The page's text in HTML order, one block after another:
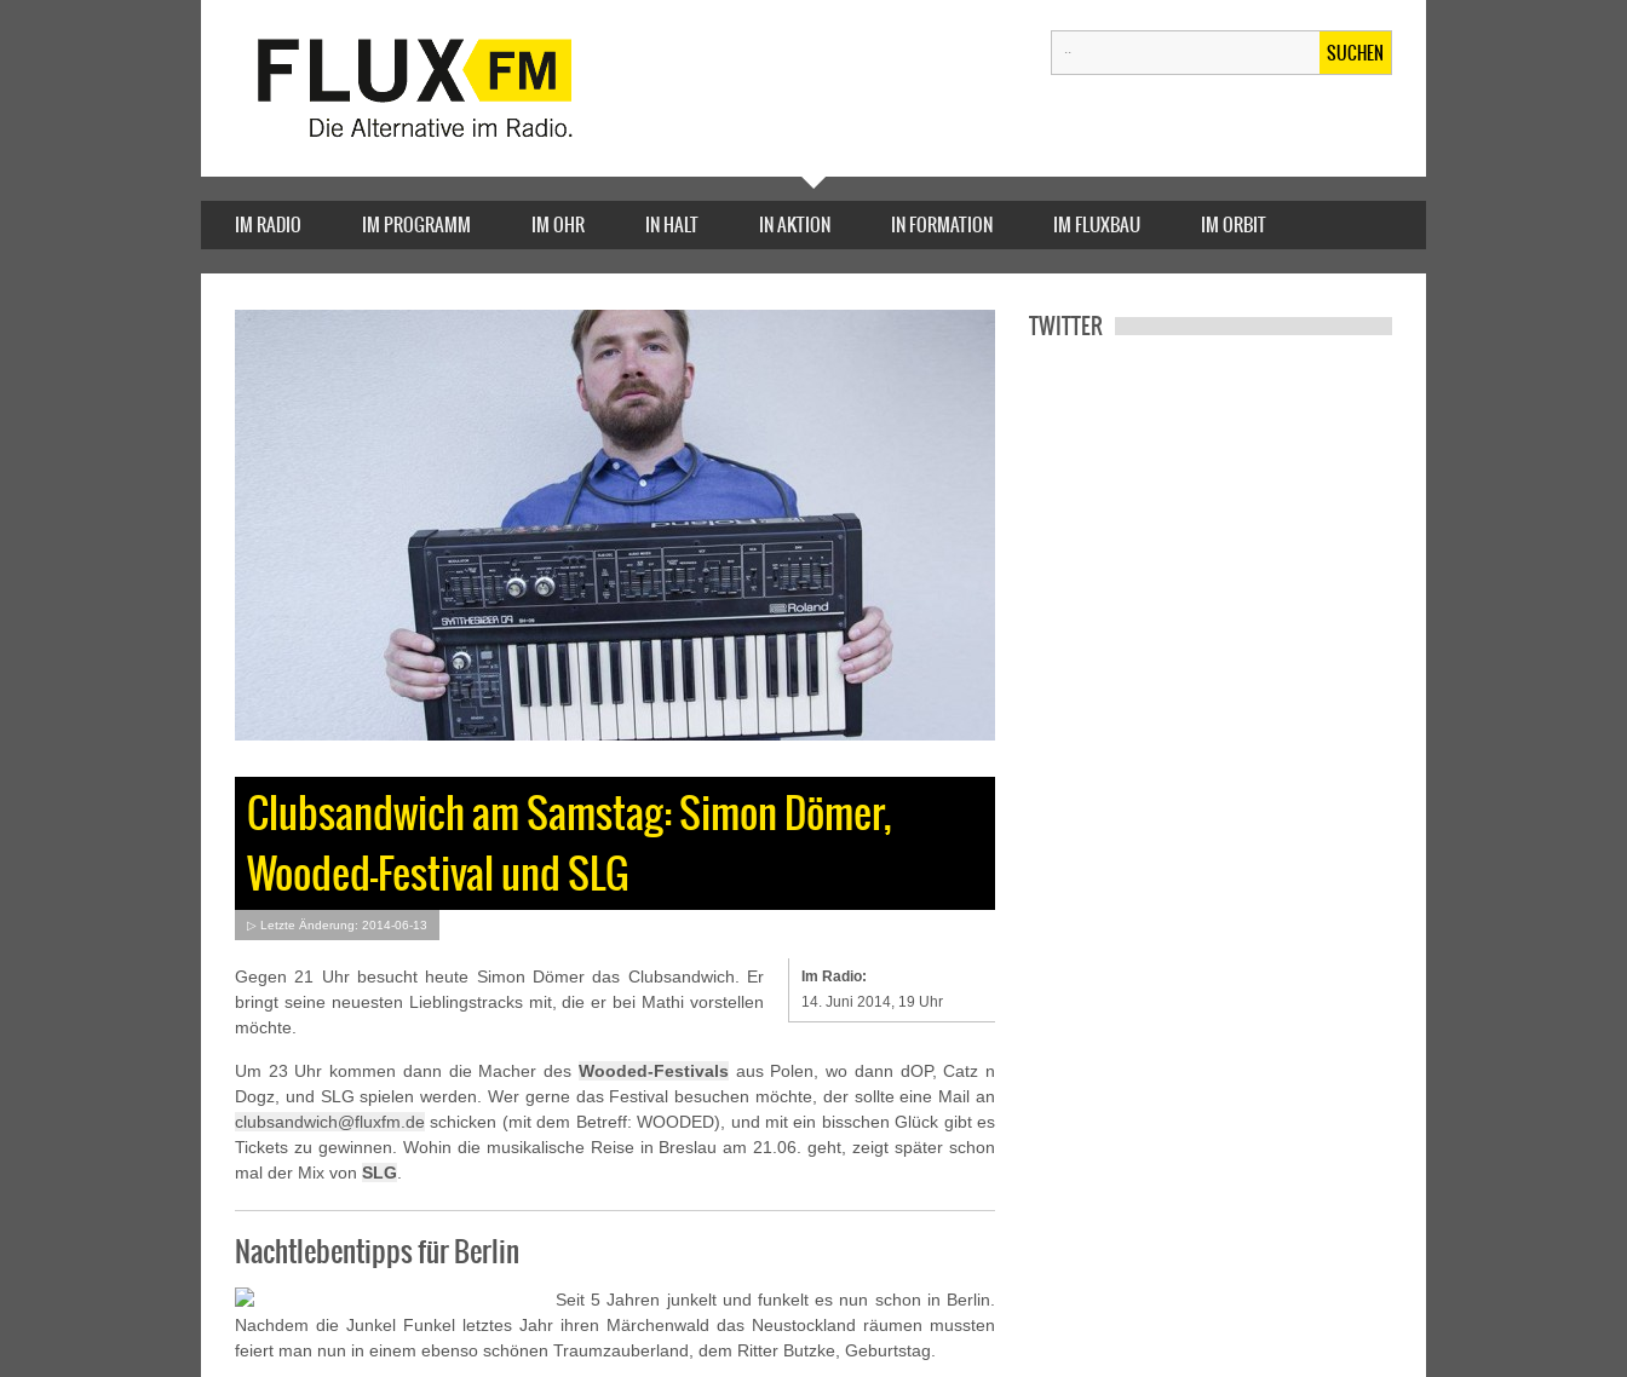
SUCHEN
IM RADIO IM PROGRAMM IM OHR IN HALT IN AKTION IN FORMATION IM FLUXBAU IM ORBIT
Clubsandwich am Samstag: Simon Dömer,
Wooded-Festival und SLG
▷ Letzte Änderung: 2014-06-13
Im Radio:
14. Juni 2014, 19 Uhr
Gegen 21 Uhr besucht heute Simon Dömer das Clubsandwich. Er
bringt seine neuesten Lieblingstracks mit, die er bei Mathi vorstellen
möchte.
Um 23 Uhr kommen dann die Macher des Wooded-Festivals aus Polen, wo dann dOP, Catz n
Dogz, und SLG spielen werden. Wer gerne das Festival besuchen möchte, der sollte eine Mail an
clubsandwich@fluxfm.de schicken (mit dem Betreff: WOODED), und mit ein bisschen Glück gibt es
Tickets zu gewinnen. Wohin die musikalische Reise in Breslau am 21.06. geht, zeigt später schon
mal der Mix von SLG
Nachtlebentipps für Berlin
Seit 5 Jahren junkelt und funkelt es nun schon in Berlin.
Nachdem die Junkel Funkel letztes Jahr ihren Märchenwald das Neustockland räumen mussten
feiert man nun in einem ebenso schönen Traumzauberland, dem Ritter Butzke, Geburtstag.
TWITTER